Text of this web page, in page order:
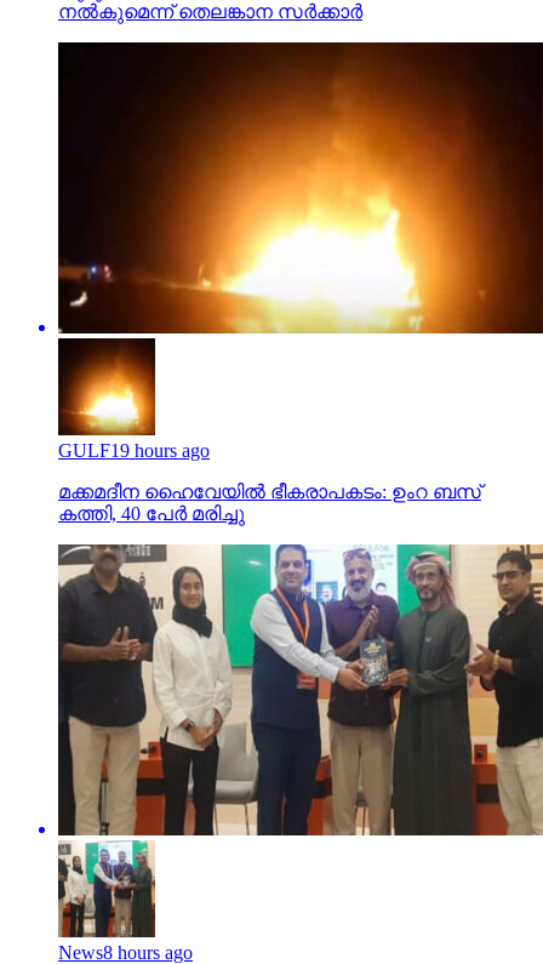
നല്‍കുമെന്ന് തെലങ്കാന സര്‍ക്കാര്‍
GULF19 hours ago
മക്കമദീന ഹൈവേയില്‍ ഭീകരാപകടം: ഉംറ ബസ്
കത്തി, 40 പേര്‍ മരിച്ചു
News8 hours ago